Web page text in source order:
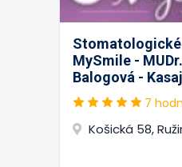
MySmile -
Balogová -
7
Košická 58,